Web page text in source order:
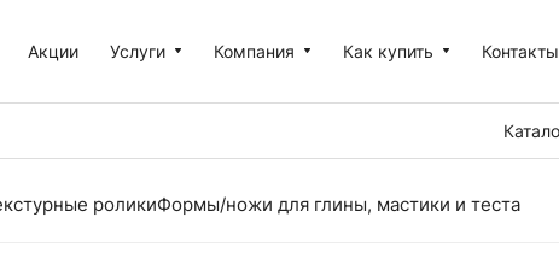
Акции Услуги Компания Как купить Контакты
роликиФормы/ножи для глины, мастики и теста